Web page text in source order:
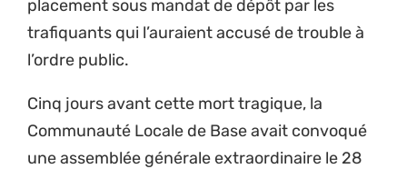
placement sous mandat de dépôt par les
trafiquants qui l’auraient accusé de trouble à
l’ordre public.
Cinq jours avant cette mort tragique, la
Communauté Locale de Base avait convoqué
une assemblée générale extraordinaire le 28